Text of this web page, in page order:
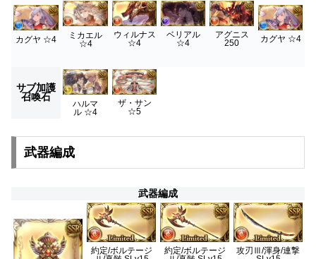
カグヤ ☆4
ミカエル
☆4
ウィルナス
☆4
ベリアル
☆4
アグニス
250
カグヤ ☆4
サブ加護
召喚石
ハルマ
ル ☆4
ザ・サン
☆5
武器編成
武器編成
約定/ボルテージ
約定/ボルテージ
攻刃Ⅲ/渾身/連撃